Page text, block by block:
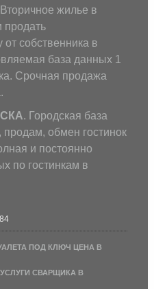
жилье в
продать
собственника в
база данных 1
Срочная продажа
. Городская база
продам, обмен гостинок
и постоянно
по гостинкам в
ПОД КЛЮЧ ЦЕНА В
СВАРЩИКА В